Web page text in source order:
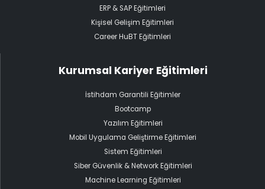
ERP & SAP Eğitimleri
Kişisel Gelişim Eğitimleri
Career HuBT Eğitimleri
Kurumsal Kariyer Eğitimleri
İstihdam Garantili Eğitimler
Bootcamp
Yazılım Eğitimleri
Mobil Uygulama Geliştirme Eğitimleri
Sistem Eğitimleri
Siber Güvenlik & Network Eğitimleri
Machine Learning Eğitimleri